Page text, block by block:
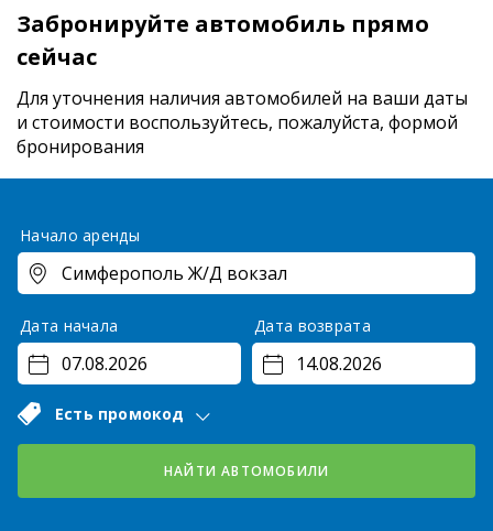
Забронируйте автомобиль прямо
сейчас
Для уточнения наличия автомобилей на ваши даты
и стоимости воспользуйтесь, пожалуйста, формой
бронирования
Начало аренды
Дата начала Дата возврата
Есть промокод
НАЙТИ АВТОМОБИЛИ